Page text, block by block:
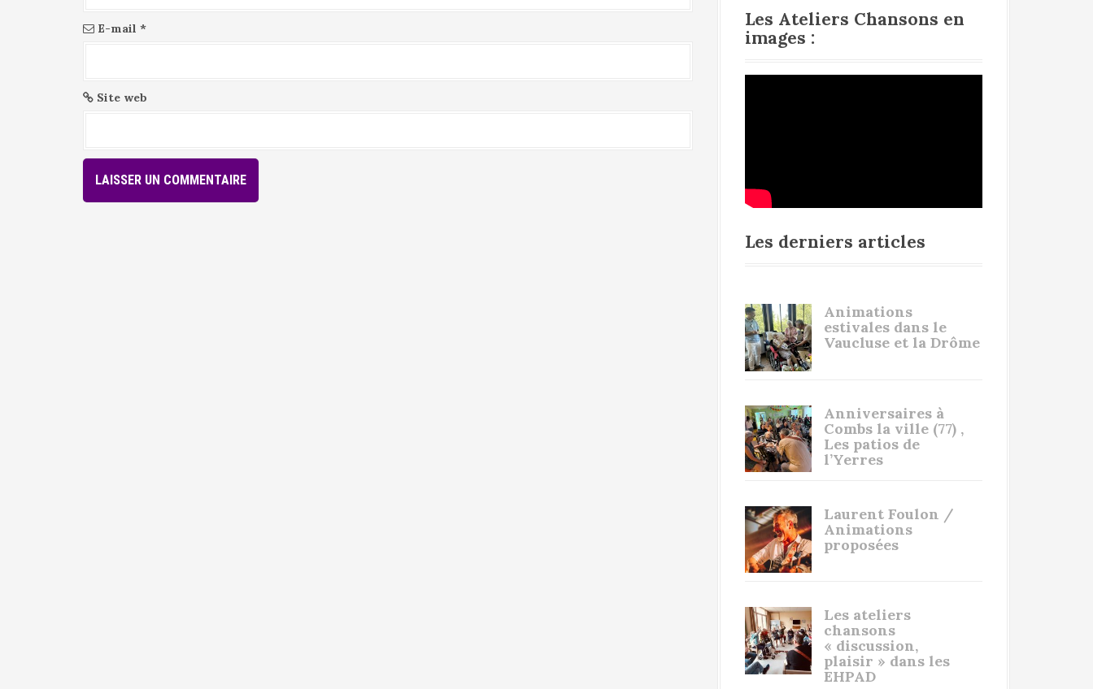
E-mail *
Site web
Les Ateliers Chansons en
images :
Les derniers articles
Animations
estivales dans le
Vaucluse et la Drôme
Anniversaires à
Combs la ville (77) ,
Les patios de
l’Yerres
Laurent Foulon /
Animations
proposées
Les ateliers
chansons
« discussion,
plaisir » dans les
EHPAD